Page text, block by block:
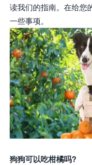
读我们的指南。在给您
一些事项。
狗狗可以吃柑橘吗?